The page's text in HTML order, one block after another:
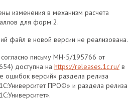
изменения в механизм расчета
для форм 2.
файл в новой версии не реализована.
письму МН-5/195766 от
доступна на https://releases.1c.ru/в
ошибок версий» раздела релиза
ПРОФ» и раздела релиза